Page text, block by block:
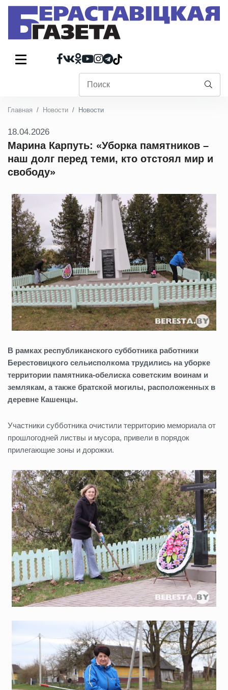
Главная Новости Новости
18.04.2026
Марина Карпуть: «Уборка памятников –
наш долг перед теми, кто отстоял мир и
свободу»
В рамках республиканского субботника работники
Берестовицкого сельисполкома трудились на уборке
территории памятника‑обелиска советским воинам и
землякам, а также братской могилы, расположенных в
деревне Кашенцы.
Участники субботника очистили территорию мемориала от
прошлогодней листвы и мусора, привели в порядок
прилегающие зоны и дорожки.